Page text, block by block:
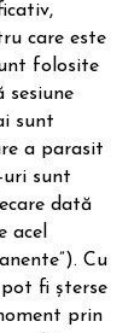
care este
folosite
sesiune
sunt
a parasit
uri sunt
dată
acel
Cu
fi șterse
prin